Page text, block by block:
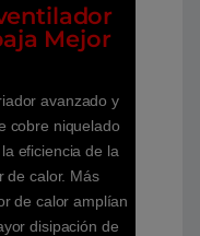
Mejor
avanzado y
cobre niquelado
eficiencia de la
de calor. Más
de calor amplían
disipación de